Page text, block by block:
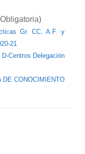
Gr. CC. A.F. y
21
Centros Delegación
DE CONOCIMIENTO